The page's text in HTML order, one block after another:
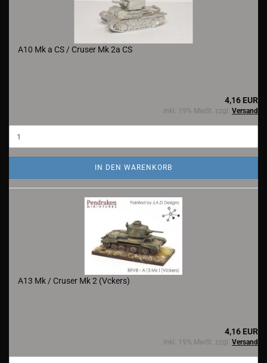
A10 Mk a CS / Cruser Mk 2a CS
4,16 EUR
inkl. 19% MwSt. zzgl. Versand
IN DEN WARENKORB
A13 Mk / Cruser Mk 2 (Vckers)
4,16 EUR
inkl. 19% MwSt. zzgl. Versand